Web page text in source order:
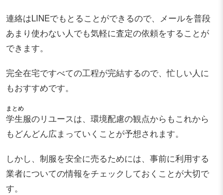
連絡はLINEでもとることができるので、メールを普段
あまり使わない人でも気軽に査定の依頼をすることが
できます。
完全在宅ですべての工程が完結するので、忙しい人に
もおすすめです。
まとめ
学生服のリユースは、環境配慮の観点からもこれから
もどんどん広まっていくことが予想されます。
しかし、制服を安全に売るためには、事前に利用する
業者についての情報をチェックしておくことが大切で
す。